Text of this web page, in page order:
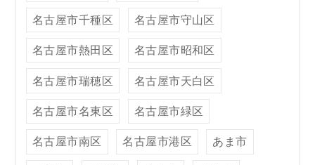
名古屋市千種区 名古屋市守山区
名古屋市熱田区 名古屋市昭和区
名古屋市瑞穂区 名古屋市天白区
名古屋市名東区 名古屋市緑区
名古屋市南区 名古屋市港区 あま市